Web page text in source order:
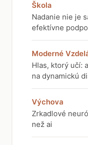
Škola
Nadanie nie je
efektívne
Moderné
Hlas, ktorý učí:
na dynamickú
Výchova
Zrkadlové
než ai